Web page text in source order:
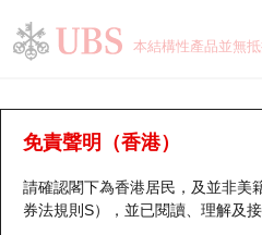
本結構性產品並無
免責聲明（香港）
請確認閣下為香港居民，及並非美
券法規則S），並已閱讀、理解及
牛熊證分析儀
表現 街貨統計 比較
瑞銀認股證一覽
新發行瑞銀認股證
街貨統計
比較
牛熊全景快搜
牛熊證搜尋
街貨統計
比較
十大升幅/跌幅
十大認股證成交分佈
正股分析儀
二十大活躍股份
持股比重
顯示所有持股比重
每月輪證大市專題
輪證專欄